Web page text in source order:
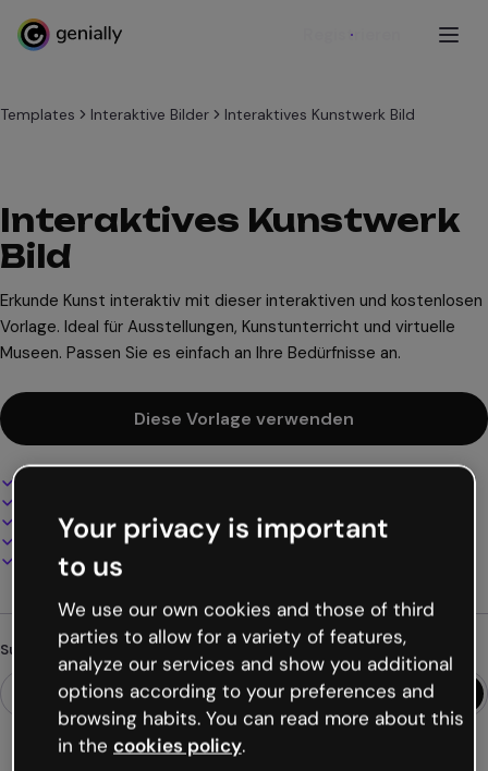
Registrieren
Templates Interaktive Bilder Interaktives Kunstwerk Bild
Interaktives Kunstwerk
Bild
Erkunde Kunst interaktiv mit dieser interaktiven und kostenlosen
Vorlage. Ideal für Ausstellungen, Kunstunterricht und virtuelle
Museen. Passen Sie es einfach an Ihre Bedürfnisse an.
Diese Vorlage verwenden
Audio, Video und Multimedia hinzufügen
Online präsentieren, teilen oder veröffentlichen
Als PDF, MP4 und andere Formate herunterladen
Suchst du etwas anderes?
Your privacy is important
to us
We use our own cookies and those of third
parties to allow for a variety of features,
analyze our services and show you additional
options according to your preferences and
browsing habits. You can read more about this
in the cookies policy.